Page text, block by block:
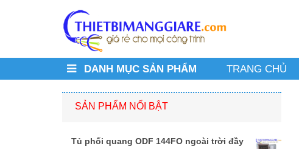
DANH MỤC SẢN PHẨM TRANG CHỦ
SẢN PHẨM NỔI BẬT
Tủ phối quang ODF 144FO ngoài trời đầy